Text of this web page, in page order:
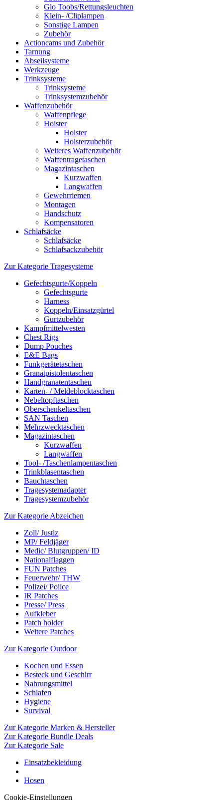
Glo Toobs/Rettungsleuchten
Klein- /Cliplampen
Sonstige Lampen
Zubehör
Actioncams und Zubehör
Tarnung
Abseilsysteme
Werkzeuge
Trinksysteme
Trinksysteme
Trinksystemzubehör
Waffenzubehör
Waffenpflege
Holster
Holster
Holsterzubehör
Weiteres Waffenzubehör
Waffentragetaschen
Magazintaschen
Kurzwaffen
Langwaffen
Gewehrriemen
Montagen
Handschutz
Kompensatoren
Schlafsäcke
Schlafsäcke
Schlafsackzubehör
Zur Kategorie Tragesysteme
Gefechtsgurte/Koppeln
Gefechtsgurte
Harness
Koppeln/Einsatzgürtel
Gurtzubehör
Kampfmittelwesten
Chest Rigs
Dump Pouches
E&E Bags
Funkgerätetaschen
Granatpistolentaschen
Handgranatentaschen
Karten- / Meldeblocktaschen
Nebeltopftaschen
Oberschenkeltaschen
SAN Taschen
Mehrzwecktaschen
Magazintaschen
Kurzwaffen
Langwaffen
Tool- /Taschenlampentaschen
Trinkblasentaschen
Bauchtaschen
Tragesystemadapter
Tragesystemzubehör
Zur Kategorie Abzeichen
Zoll/ Justiz
MP/ Feldjäger
Medic/ Blutgruppen/ ID
Nationalflaggen
FUN Patches
Feuerwehr/ THW
Polizei/ Police
IR Patches
Presse/ Press
Aufkleber
Patch holder
Weitere Patches
Zur Kategorie Outdoor
Kochen und Essen
Besteck und Geschirr
Nahrungsmittel
Schlafen
Hygiene
Survival
Zur Kategorie Marken & Hersteller
Zur Kategorie Bundle Deals
Zur Kategorie Sale
Einsatzbekleidung
Hosen
Cookie-Einstellungen